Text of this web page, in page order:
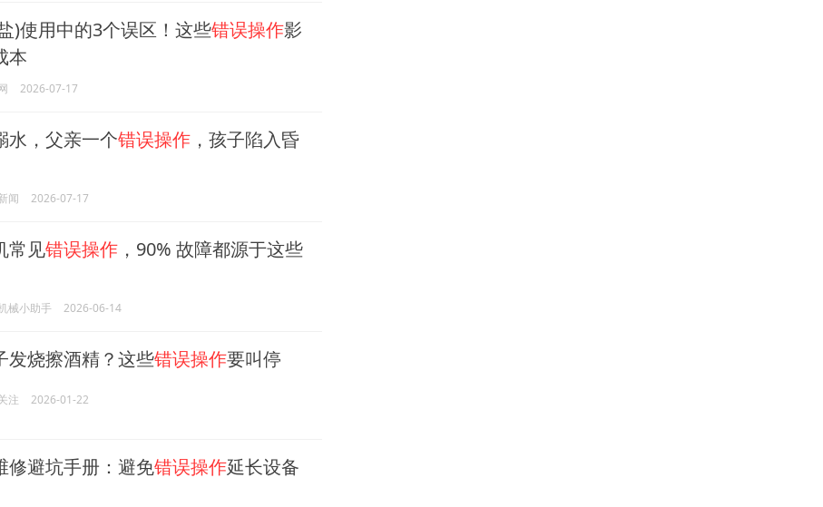
)使用中的3个误区！这些错误操作影
本
2026-07-17
水，父亲一个错误操作 ，孩子陷入昏
闻 2026-07-17
常见错误操作 ，90% 故障都源于这些
械小助手 2026-06-14
发烧擦酒精？这些错误操作要叫停
注 2026-01-22
修避坑手册：避免错误操作延长设备